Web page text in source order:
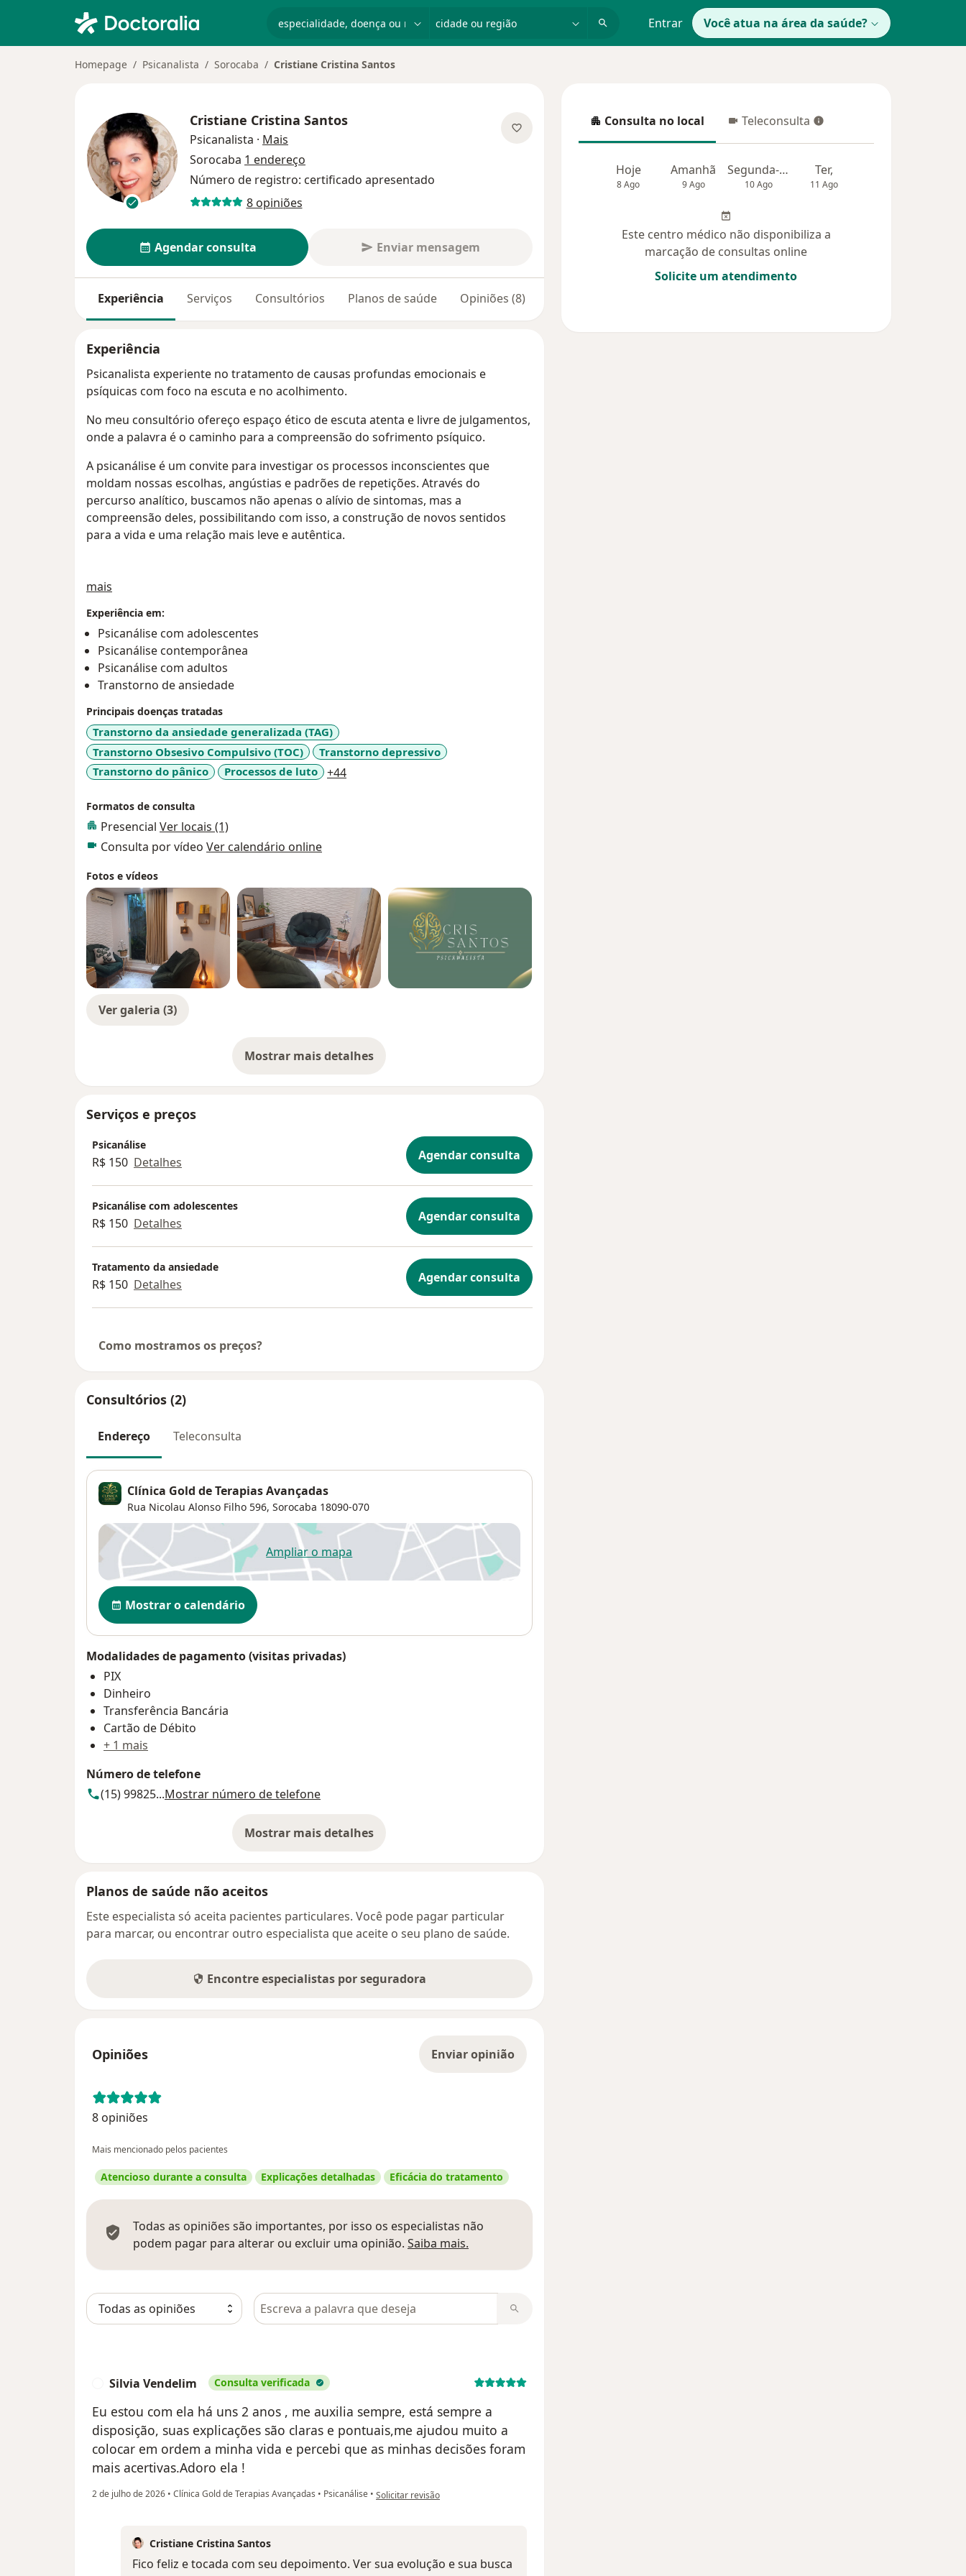
Entrar Você atua na área da saúde?
Homepage Psicanalista Sorocaba Cristiane Cristina Santos
Cristiane Cristina Santos
Psicanalista · Mais
Sorocaba 1 endereço
Número de registro: certificado apresentado
8 opiniões
Agendar consulta Enviar mensagem
Experiência Serviços Consultórios Planos de saúde Opiniões (8)
Experiência
Psicanalista experiente no tratamento de causas profundas emocionais e
psíquicas com foco na escuta e no acolhimento.
No meu consultório ofereço espaço ético de escuta atenta e livre de julgamentos,
onde a palavra é o caminho para a compreensão do sofrimento psíquico.
A psicanálise é um convite para investigar os processos inconscientes que
moldam nossas escolhas, angústias e padrões de repetições. Através do
percurso analítico, buscamos não apenas o alívio de sintomas, mas a
compreensão deles, possibilitando com isso, a construção de novos sentidos
para a vida e uma relação mais leve e autêntica.
mais
Experiência em:
Psicanálise com adolescentes
Psicanálise contemporânea
Psicanálise com adultos
Transtorno de ansiedade
Principais doenças tratadas
Transtorno da ansiedade generalizada (TAG)
Transtorno Obsesivo Compulsivo (TOC)
Transtorno depressivo
Transtorno do pânico
Processos de luto +44a11y_sr_more_diseases
Formatos de consulta
Presencial Ver locais (1)
Consulta por vídeo Ver calendário online
Fotos e vídeos
Ver galeria (3)
Mostrar mais detalhes
sobre a experiência
Serviços e preços
Psicanálise
R$ 150 Detalhes Agendar consulta
Psicanálise com adolescentes
R$ 150 Detalhes Agendar consulta
Tratamento da ansiedade
R$ 150 Detalhes Agendar consulta
Como mostramos os preços?
Consultórios (2)
Endereço Teleconsulta
Clínica Gold de Terapias Avançadas
Rua Nicolau Alonso Filho 596, Sorocaba 18090-070
Ampliar o mapaabre num novo separador
Disponibilidade
Mostrar o calendário
Modalidades de pagamento (visitas privadas)
PIX
Dinheiro
Transferência Bancária
Cartão de Débito
+ 1 mais
Número de telefone
(15) 99825...Mostrar número de telefone
Mostrar mais detalhes
sobre o endereço
Planos de saúde não aceitos
Este especialista só aceita pacientes particulares. Você pode pagar particular
para marcar, ou encontrar outro especialista que aceite o seu plano de saúde.
Encontre especialistas por seguradora
Opiniões Enviar opinião
8 opiniões
Mais mencionado pelos pacientes
Atencioso durante a consulta Explicações detalhadas Eficácia do tratamento
Todas as opiniões são importantes, por isso os especialistas não
podem pagar para alterar ou excluir uma opinião. Saiba mais.
Pesquisar em opiniões
Silvia Vendelim Consulta verificada
Eu estou com ela há uns 2 anos , me auxilia sempre, está sempre a
disposição, suas explicações são claras e pontuais,me ajudou muito a
colocar em ordem a minha vida e percebi que as minhas decisões foram
mais acertivas.Adoro ela !
2 de julho de 2026 • Clínica Gold de Terapias Avançadas • Psicanálise • na opinião do utilizador Silvia Vendelim
Solicitar revisão
Cristiane Cristina Santos
Fico feliz e tocada com seu depoimento. Ver sua evolução e sua busca
Consulta no local
Consulta no local Teleconsulta
Teleconsulta
Hoje
8 Ago
Amanhã
9 Ago
Segunda-feira
10 Ago
Ter,
11 Ago
Este centro médico não disponibiliza a
marcação de consultas online
Solicite um atendimento